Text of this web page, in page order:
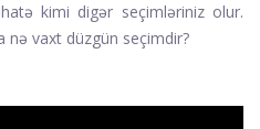
kimi digər seçimləriniz olur.
nə vaxt düzgün seçimdir?